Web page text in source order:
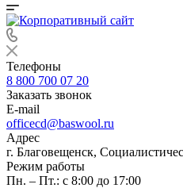
Телефоны
8 800 700 07 20
Заказать звонок
E-mail
officecd@baswool.ru
Адрес
г. Благовещенск,
Режим работы
Пн. – Пт.: с 8:00 до 17:00